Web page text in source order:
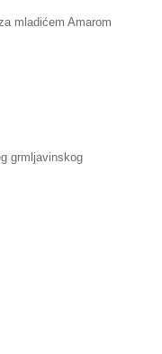
mladićem Amarom
grmljavinskog